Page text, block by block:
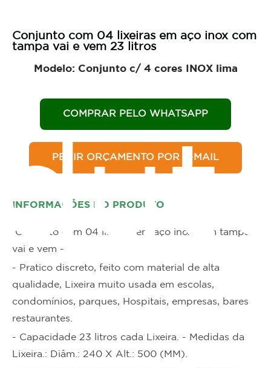
Conjunto com 04 lixeiras em aço inox com
tampa vai e vem 23 litros
Modelo: Conjunto c/ 4 cores INOX lima
COMPRAR PELO WHATSAPP
PEDIR ORÇAMENTO POR E-MAIL
INFORMAÇÕES DO PRODUTO
Conjunto com 04 lixeiras em aço inox com tampa
vai e vem -
- Pratico discreto, feito com material de alta
qualidade, Lixeira muito usada em escolas,
condomínios, parques, Hospitais, empresas, bares
restaurantes.
- Capacidade 23 litros cada Lixeira. - Medidas da
Lixeira.: Diâm.: 240 X Alt.: 500 (MM).